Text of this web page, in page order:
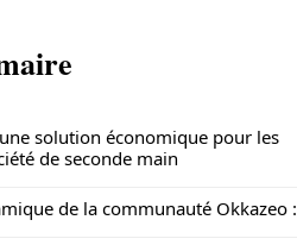
solution économique pour les
de seconde main
de la communauté Okkazeo :